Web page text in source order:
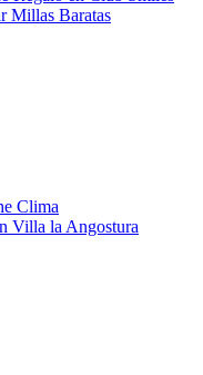
Millas Baratas
Clima
Villa la Angostura